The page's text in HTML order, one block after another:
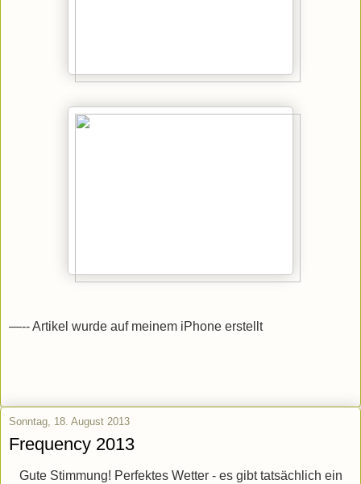
—-- Artikel wurde auf meinem iPhone erstellt
Sonntag, 18. August 2013
Frequency 2013
Gute Stimmung! Perfektes Wetter - es gibt tatsächlich ein